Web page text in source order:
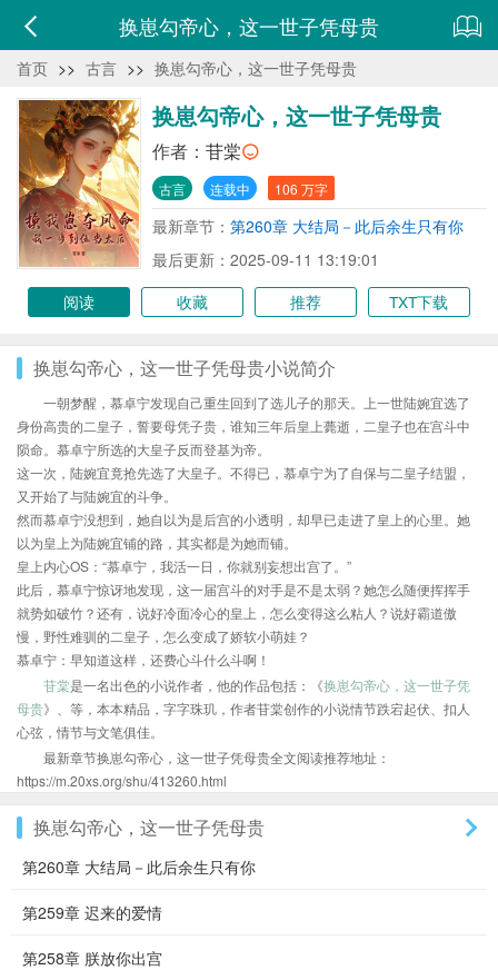
换崽勾帝心，这一世子凭母贵
首页 >> 古言 >> 换崽勾帝心，这一世子凭母贵
换崽勾帝心，这一世子凭母贵
作者： 苷棠
古言 连载中 106 万字
最新章节： 第260章 大结局－此后余生只有你
最后更新：2025-09-11 13:19:01
阅读
收藏 推荐 TXT下载
换崽勾帝心，这一世子凭母贵小说简介
一朝梦醒，慕卓宁发现自己重生回到了选儿子的那天。上一世陆婉宜选了
身份高贵的二皇子，誓要母凭子贵，谁知三年后皇上薨逝，二皇子也在宫斗中
陨命。慕卓宁所选的大皇子反而登基为帝。
这一次，陆婉宜竟抢先选了大皇子。不得已，慕卓宁为了自保与二皇子结盟，
又开始了与陆婉宜的斗争。
然而慕卓宁没想到，她自以为是后宫的小透明，却早已走进了皇上的心里。她
以为皇上为陆婉宜铺的路，其实都是为她而铺。
皇上内心OS：“慕卓宁，我活一日，你就别妄想出宫了。”
此后，慕卓宁惊讶地发现，这一届宫斗的对手是不是太弱？她怎么随便挥挥手
就势如破竹？还有，说好冷面冷心的皇上，怎么变得这么粘人？说好霸道傲
慢，野性难驯的二皇子，怎么变成了娇软小萌娃？
慕卓宁：早知道这样，还费心斗什么斗啊！
苷棠是一名出色的小说作者，他的作品包括：《换崽勾帝心，这一世子凭
母贵》、等，本本精品，字字珠玑，作者苷棠创作的小说情节跌宕起伏、扣人
心弦，情节与文笔俱佳。
最新章节换崽勾帝心，这一世子凭母贵全文阅读推荐地址：
https://m.20xs.org/shu/413260.html
换崽勾帝心，这一世子凭母贵
第260章 大结局－此后余生只有你
第259章 迟来的爱情
第258章 朕放你出宫